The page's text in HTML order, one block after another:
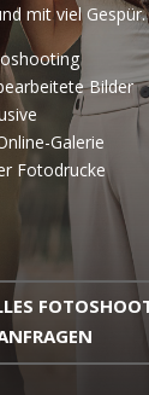
mit viel Gespür.
Bilder
Galerie
Fotodrucke